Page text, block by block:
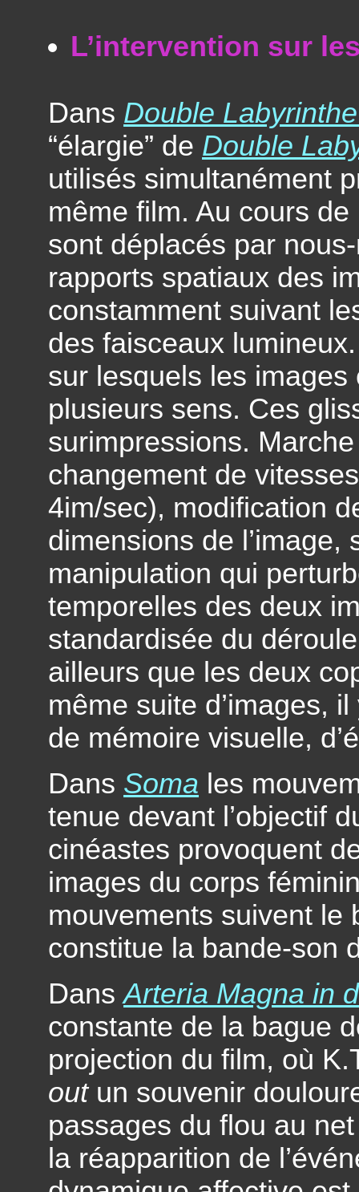
L’intervention sur
Dans Double
“élargie” de Double
utilisés simultanément
même film. Au cours
sont déplacés par
rapports spatiaux des
constamment suivant
des faisceaux
sur lesquels les
plusieurs sens. Ces
surimpressions.
changement de
4im/sec), modification
dimensions de l’image,
manipulation qui
temporelles des deux
standardisée du
ailleurs que les deux
même suite d’images,
de mémoire visuelle,
Dans Soma les
tenue devant l’objectif
cinéastes provoquent
images du corps
mouvements suivent le
constitue la bande-son
DansArteria Magna in
constante de la bague
projection du film, où
outun souvenir
passages du flou au
la réapparition de